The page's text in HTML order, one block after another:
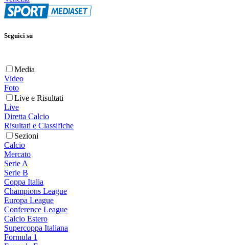
Seguici su
Media
Video
Foto
Live e Risultati
Live
Diretta Calcio
Risultati e Classifiche
Sezioni
Calcio
Mercato
Serie A
Serie B
Coppa Italia
Champions League
Europa League
Conference League
Calcio Estero
Supercoppa Italiana
Formula 1